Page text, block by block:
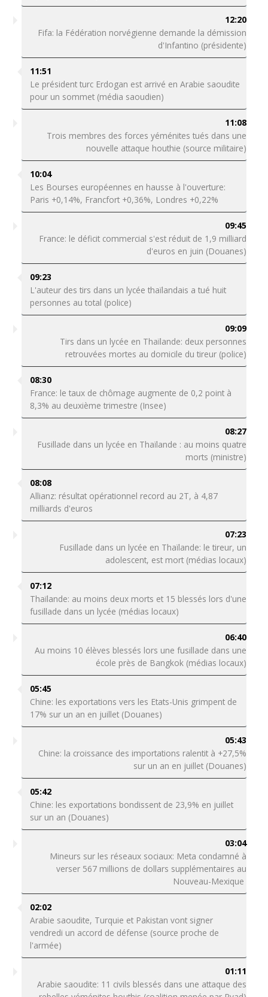
12:20
Fifa: la Fédération norvégienne demande la démission
d'Infantino (présidente)
11:51
Le président turc Erdogan est arrivé en Arabie saoudite
pour un sommet (média saoudien)
11:08
Trois membres des forces yéménites tués dans une
nouvelle attaque houthie (source militaire)
10:04
Les Bourses européennes en hausse à l'ouverture:
Paris +0,14%, Francfort +0,36%, Londres +0,22%
09:45
France: le déficit commercial s'est réduit de 1,9 milliard
d'euros en juin (Douanes)
09:23
L'auteur des tirs dans un lycée thaïlandais a tué huit
personnes au total (police)
09:09
Tirs dans un lycée en Thaïlande: deux personnes
retrouvées mortes au domicile du tireur (police)
08:30
France: le taux de chômage augmente de 0,2 point à
8,3% au deuxième trimestre (Insee)
08:27
Fusillade dans un lycée en Thaïlande : au moins quatre
morts (ministre)
08:08
Allianz: résultat opérationnel record au 2T, à 4,87
milliards d'euros
07:23
Fusillade dans un lycée en Thaïlande: le tireur, un
adolescent, est mort (médias locaux)
07:12
Thaïlande: au moins deux morts et 15 blessés lors d'une
fusillade dans un lycée (médias locaux)
06:40
Au moins 10 élèves blessés lors une fusillade dans une
école près de Bangkok (médias locaux)
05:45
Chine: les exportations vers les Etats-Unis grimpent de
17% sur un an en juillet (Douanes)
05:43
Chine: la croissance des importations ralentit à +27,5%
sur un an en juillet (Douanes)
05:42
Chine: les exportations bondissent de 23,9% en juillet
sur un an (Douanes)
03:04
Mineurs sur les réseaux sociaux: Meta condamné à
verser 567 millions de dollars supplémentaires au
Nouveau-Mexique
02:02
Arabie saoudite, Turquie et Pakistan vont signer
vendredi un accord de défense (source proche de
l'armée)
01:11
Arabie saoudite: 11 civils blessés dans une attaque des